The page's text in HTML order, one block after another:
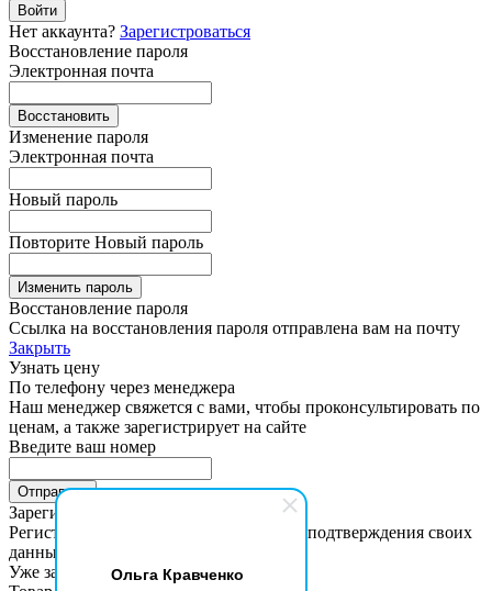
Ольга Кравченко
Войти
Нет аккаунта? Зарегистроваться
Восстановление пароля
Электронная почта
Восстановить
Изменение пароля
Электронная почта
Новый пароль
Повторите Новый пароль
Изменить пароль
Восстановление пароля
Ссылка на восстановления пароля отправлена вам на почту
Закрыть
Узнать цену
По телефону через менеджера
Наш менеджер свяжется с вами, чтобы проконсультировать по
ценам, а также зарегистрирует на сайте
Введите ваш номер
Зарегистрироваться на сайте
Регистрация займет пару минут. После подтверждения своих
данных вы получите доступ к ценам
Уже зарегистрованы?Войти